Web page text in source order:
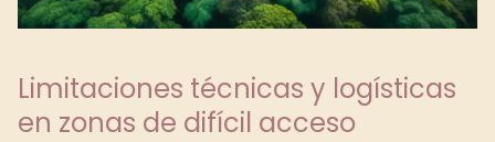
Limitaciones técnicas y logísticas
en zonas de difícil acceso